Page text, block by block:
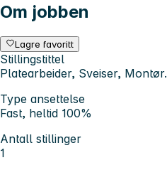
Om jobben
Lagre favoritt
Stillingstittel
Platearbeider, Sveiser, Montør.
Type ansettelse
Fast, heltid 100%
Antall stillinger
1